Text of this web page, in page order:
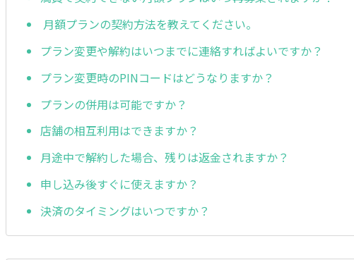
月額プランの契約方法を教えてください。
プラン変更や解約はいつまでに連絡すればよいですか？
プラン変更時のPINコードはどうなりますか？
プランの併用は可能ですか？
店舗の相互利用はできますか？
月途中で解約した場合、残りは返金されますか？
申し込み後すぐに使えますか？
決済のタイミングはいつですか？